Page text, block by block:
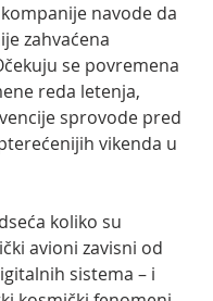
navode da
zahvaćena
se povremena
reda letenja,
sprovode pred
vikenda u
koliko su
avioni zavisni od
sistema – i